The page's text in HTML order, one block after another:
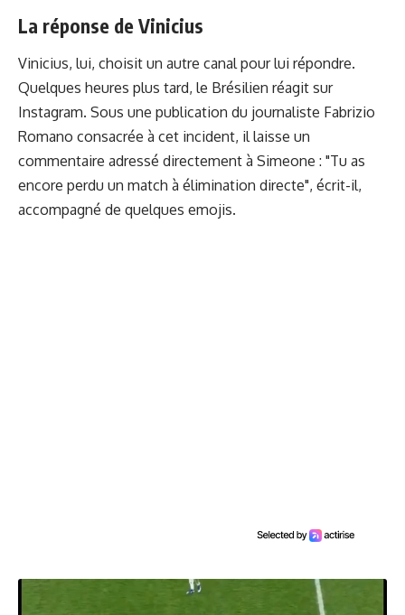
La réponse de Vinicius
Vinicius, lui, choisit un autre canal pour lui répondre.
Quelques heures plus tard, le Brésilien réagit sur
Instagram. Sous une publication du journaliste Fabrizio
Romano consacrée à cet incident, il laisse un
commentaire adressé directement à Simeone : "Tu as
encore perdu un match à élimination directe", écrit-il,
accompagné de quelques emojis.